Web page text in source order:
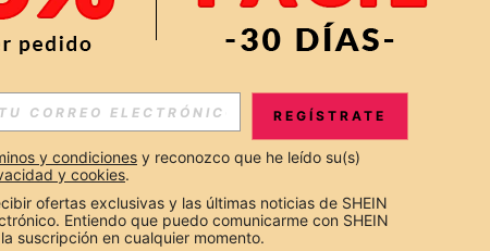
EXCLUSIVAS, PROMOCIONES Y NOTICIAS DE SHEIN
REGÍSTRATE
y condiciones y reconozco que he leído su(s)
y cookies.
ofertas exclusivas y las últimas noticias de SHEIN
Entiendo que puedo comunicarme con SHEIN
suscripción en cualquier momento.